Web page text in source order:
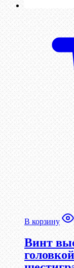
В корзину
Винт